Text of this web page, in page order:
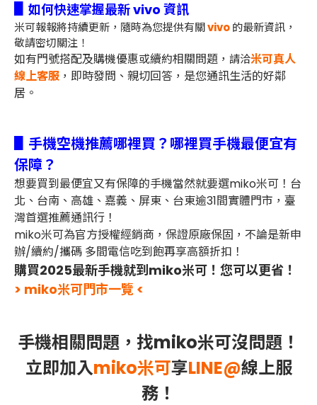
如何快速掌握最新 vivo 資訊
米可報報將持續更新，隨時為您提供有關vivo的最新資訊，
敬請密切關注！
如有門號搭配及購機優惠或續約相關問題， 請洽米可真人
線上客服 ，即時發問、親切回答，是您通訊生活的好鄰
居。
▋手機空機推薦哪裡買？哪裡買手機最便宜有
保障？
想要買到最便宜又有保障的手機當然就要選miko米可！台
北、台南、高雄、嘉義、屏東、台東逾31間實體門市，臺
灣首選推薦通訊行！
miko米可為官方授權經銷商，保證原廠保固，不論是新申
辦/續約/攜碼 多間電信吃到飽再享高額折扣！
購買2025最新手機就到miko米可！您可以更省！
> miko米可門市一覽 <
手機相關問題，找miko米可沒問題！
立即加入miko米可享LINE@線上服
務！